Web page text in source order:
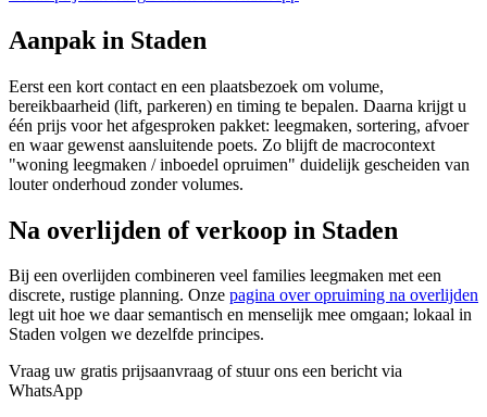
Aanpak in Staden
Eerst een kort contact en een plaatsbezoek om volume,
bereikbaarheid (lift, parkeren) en timing te bepalen. Daarna krijgt u
één prijs voor het afgesproken pakket: leegmaken, sortering, afvoer
en waar gewenst aansluitende poets. Zo blijft de macrocontext
"woning leegmaken / inboedel opruimen" duidelijk gescheiden van
louter onderhoud zonder volumes.
Na overlijden of verkoop in Staden
Bij een overlijden combineren veel families leegmaken met een
discrete, rustige planning. Onze pagina over opruiming na overlijden
legt uit hoe we daar semantisch en menselijk mee omgaan; lokaal in
Staden volgen we dezelfde principes.
Vraag uw gratis prijsaanvraag of stuur ons een bericht via
WhatsApp